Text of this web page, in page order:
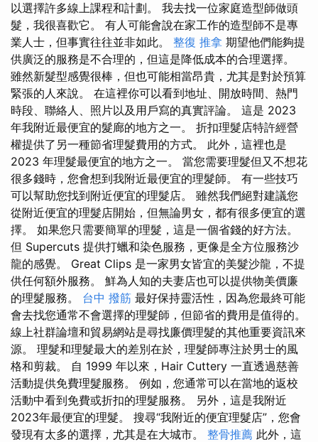
以選擇許多線上課程和計劃。 我去找一位家庭造型師做頭​​
髮，我很喜歡它。 有人可能會說在家工作的造型師不是專
業人士，但事實往往並非如此。 整復 推拿 期望他們能夠提
供廣泛的服務是不合理的，但這是降低成本的合理選擇。
雖然新髮型感覺很棒，但也可能相當昂貴，尤其是對於預算
緊張的人來說。 在這裡你可以看到地址、開放時間、熱門
時段、聯絡人、照片以及用戶寫的真實評論。 這是 2023
年我附近最便宜的髮廊的地方之一。 折扣理髮店特許經營
權提供了另一種節省理髮費用的方式。 此外，這裡也是
2023 年理髮最便宜的地方之一。 當您需要理髮但又不想花
很多錢時，您會想到我附近最便宜的理髮師。 有一些技巧
可以幫助您找到附近便宜的理髮店。 雖然我們絕對建議您
從附近便宜的理髮店開始，但無論男女，都有很多便宜的選
擇。 如果您只需要簡單的理髮，這是一個省錢的好方法。
但 Supercuts 提供打蠟和染色服務，更像是全方位服務沙
龍的感覺。 Great Clips 是一家男女皆宜的美髮沙龍，不提
供任何額外服務。 鮮為人知的夫妻店也可以提供物美價廉
的理髮服務。 台中 撥筋 最好保持靈活性，因為您最終可能
會去找您通常不會選擇的理髮師，但節省的費用是值得的。
線上社群論壇和貿易網站是尋找廉價理髮的其他重要資訊來
源。 理髮和理髮最大的差別在於，理髮師專注於男士的風
格和剪裁。 自 1999 年以來，Hair Cuttery 一直透過慈善
活動提供免費理髮服務。 例如，您通常可以在當地的返校
活動中看到免費或折扣的理髮服務。 另外，這是我附近
2023年最便宜的理髮。 搜尋“我附近的便宜理髮店”，您會
發現有太多的選擇，尤其是在大城市。 整骨推薦 此外，這